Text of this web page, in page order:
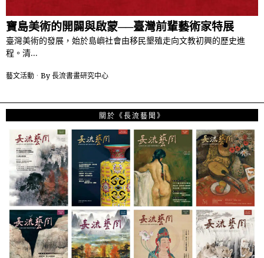
寶島美術的開闢與啟蒙──臺灣前輩藝術家特展
臺灣美術的發展，始於島嶼社會由移民墾殖走向文教初興的歷史進
程。清…
藝文活動 By 長流書畫研究中心
關於《長流藝聞》